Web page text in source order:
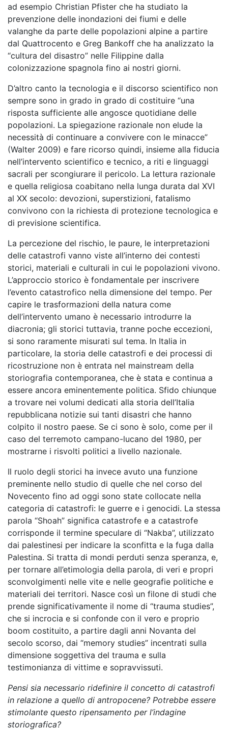
ad esempio Christian Pfister che ha studiato la
prevenzione delle inondazioni dei fiumi e delle
valanghe da parte delle popolazioni alpine a partire
dal Quattrocento e Greg Bankoff che ha analizzato la
“cultura del disastro” nelle Filippine dalla
colonizzazione spagnola fino ai nostri giorni.
D’altro canto la tecnologia e il discorso scientifico non
sempre sono in grado in grado di costituire “una
risposta sufficiente alle angosce quotidiane delle
popolazioni. La spiegazione razionale non elude la
necessità di continuare a convivere con le minacce”
(Walter 2009) e fare ricorso quindi, insieme alla fiducia
nell’intervento scientifico e tecnico, a riti e linguaggi
sacrali per scongiurare il pericolo. La lettura razionale
e quella religiosa coabitano nella lunga durata dal XVI
al XX secolo: devozioni, superstizioni, fatalismo
convivono con la richiesta di protezione tecnologica e
di previsione scientifica.
La percezione del rischio, le paure, le interpretazioni
delle catastrofi vanno viste all’interno dei contesti
storici, materiali e culturali in cui le popolazioni vivono.
L’approccio storico è fondamentale per inscrivere
l’evento catastrofico nella dimensione del tempo. Per
capire le trasformazioni della natura come
dell’intervento umano è necessario introdurre la
diacronia; gli storici tuttavia, tranne poche eccezioni,
si sono raramente misurati sul tema. In Italia in
particolare, la storia delle catastrofi e dei processi di
ricostruzione non è entrata nel mainstream della
storiografia contemporanea, che è stata e continua a
essere ancora eminentemente politica. Sfido chiunque
a trovare nei volumi dedicati alla storia dell’Italia
repubblicana notizie sui tanti disastri che hanno
colpito il nostro paese. Se ci sono è solo, come per il
caso del terremoto campano-lucano del 1980, per
mostrarne i risvolti politici a livello nazionale.
Il ruolo degli storici ha invece avuto una funzione
preminente nello studio di quelle che nel corso del
Novecento fino ad oggi sono state collocate nella
categoria di catastrofi: le guerre e i genocidi. La stessa
parola “Shoah” significa catastrofe e a catastrofe
corrisponde il termine speculare di “Nakba”, utilizzato
dai palestinesi per indicare la sconfitta e la fuga dalla
Palestina. Si tratta di mondi perduti senza speranza, e,
per tornare all’etimologia della parola, di veri e propri
sconvolgimenti nelle vite e nelle geografie politiche e
materiali dei territori. Nasce così un filone di studi che
prende significativamente il nome di “trauma studies”,
che si incrocia e si confonde con il vero e proprio
boom costituito, a partire dagli anni Novanta del
secolo scorso, dai “memory studies” incentrati sulla
dimensione soggettiva del trauma e sulla
testimonianza di vittime e sopravvissuti.
Pensi sia necessario ridefinire il concetto di catastrofi
in relazione a quello di antropocene? Potrebbe essere
stimolante questo ripensamento per l’indagine
storiografica?